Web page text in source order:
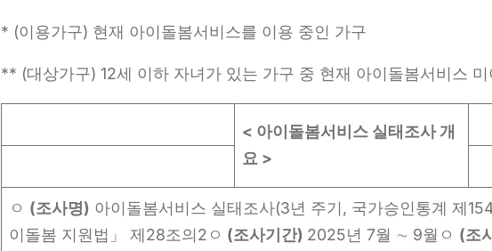
* (이용가구) 현재 아이돌봄서비스를 이용 중인 가구
** (대상가구) 12세 이하 자녀가 있는 가구 중 현재 아이돌봄서비스
< 아이돌봄서비스 실태조사 개
요 >
ㅇ (조사명) 아이돌봄서비스 실태조사(3년 주기, 국가승인통계 제
이돌봄 지원법」 제28조의2ㅇ (조사기간) 2025년 7월 ∼ 9월ㅇ (조